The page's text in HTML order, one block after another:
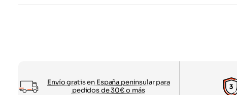
Envío gratis en España peninsular para
pedidos de 30€ o más